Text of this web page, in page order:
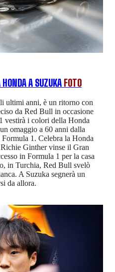
A SUZUKA FOTO
ultimi anni, è un ritorno con
da Red Bull in occasione
vestirà i colori della Honda
omaggio a 60 anni dalla
1. Celebra la Honda
Ginther vinse il Gran
in Formula 1 per la casa
in Turchia, Red Bull svelò
A Suzuka segnerà un
da allora.